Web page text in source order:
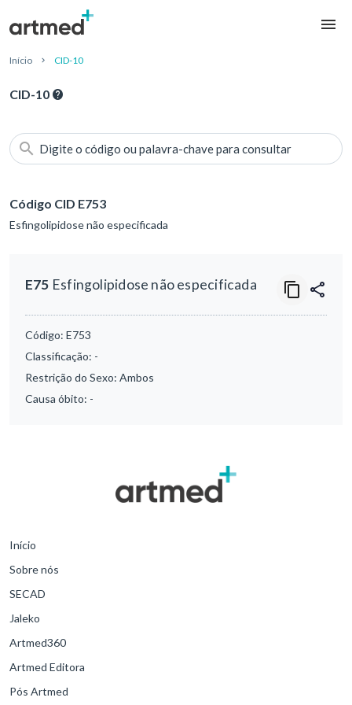
Início CID-10
CID-10
Digite o código ou palavra-chave para consultar
Código CID E753
Esfingolipidose não especificada
E75 Esfingolipidose não especificada
Código: E753
Classificação: -
Restrição do Sexo: Ambos
Causa óbito: -
Início
Sobre nós
SECAD
Jaleko
Artmed360
Artmed Editora
Pós Artmed